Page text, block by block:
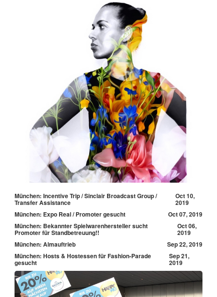
München: Incentive Trip / Sinclair Broadcast Group /
Transfer Assistance
Oct 10,
2019
München: Expo Real / Promoter gesucht
Oct 07, 2019
München: Bekannter Spielwarenhersteller sucht
Promoter für Standbetreuung!!
Oct 06,
2019
München: Almauftrieb
Sep 22, 2019
München: Hosts & Hostessen für Fashion-Parade
gesucht
Sep 21,
2019